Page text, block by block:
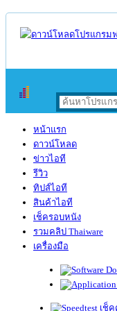
หน้าแรก
ดาวน์โหลด
ข่าวไอที
รีวิว
ทิปส์ไอที
สินค้าไอที
เช็ครอบหนัง
รวมคลิป Thaiware
เครื่องมือ
เช็ค